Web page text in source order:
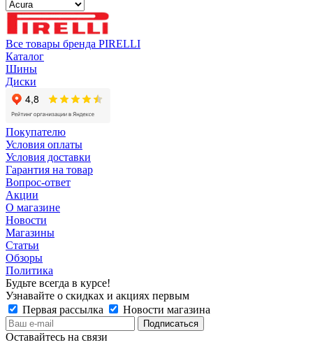
Все товары бренда PIRELLI
Каталог
Шины
Диски
Покупателю
Условия оплаты
Условия доставки
Гарантия на товар
Вопрос-ответ
Акции
О магазине
Новости
Магазины
Статьи
Обзоры
Политика
Будьте всегда в курсе!
Узнавайте о скидках и акциях первым
Первая рассылка
Новости магазина
Оставайтесь на связи